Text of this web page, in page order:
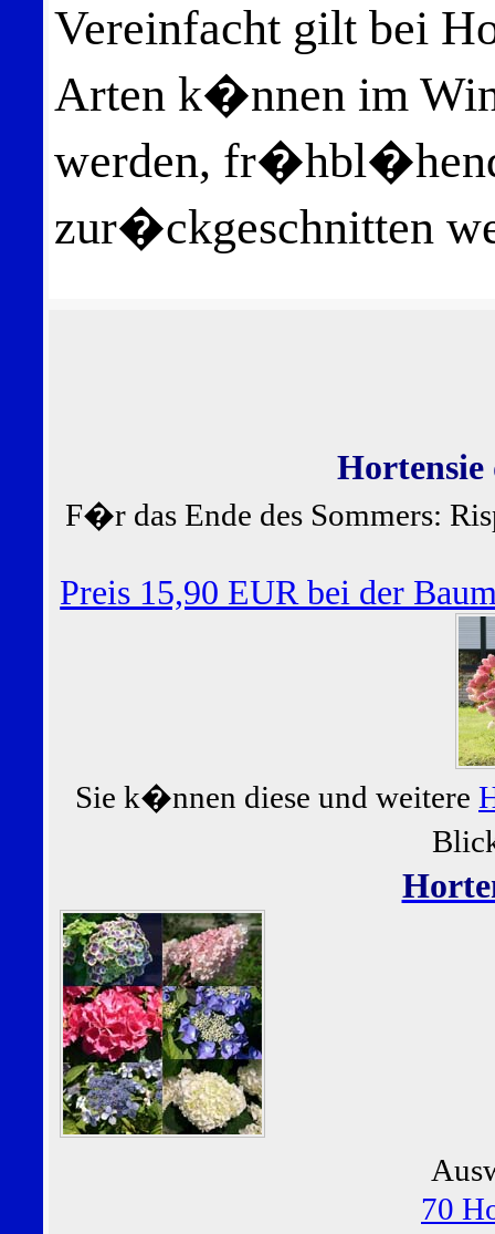
Vereinfacht gilt bei
Arten k�nnen im
werden,
zur�ckgeschnitten
Hortensie
F�r das Ende des Sommers:
Preis 15,90 EUR bei der
Sie k�nnen diese und weitere
70